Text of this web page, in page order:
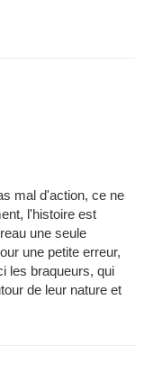
mal d'action, ce ne
l'histoire est
une seule
une petite erreur,
les braqueurs, qui
de leur nature et